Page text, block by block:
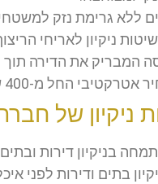
ללא גרימת נזק
ניקיון לאריחי
המבריק את הדירה
החל מ-400 ש"ח בלבד.
ניקיון של
בניקיון דירות
בתים ודירות לפני